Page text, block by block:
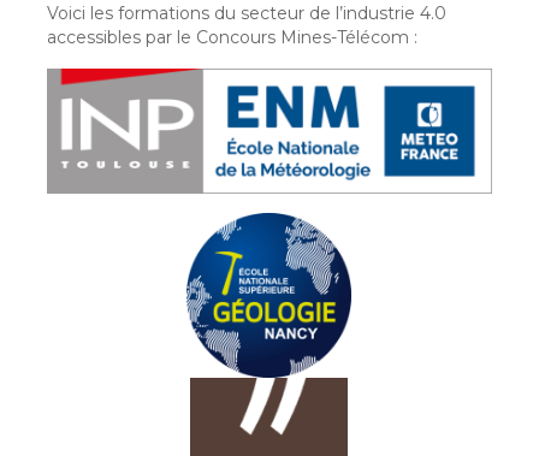
Voici les formations du secteur de l’industrie 4.0
accessibles par le Concours Mines-Télécom :